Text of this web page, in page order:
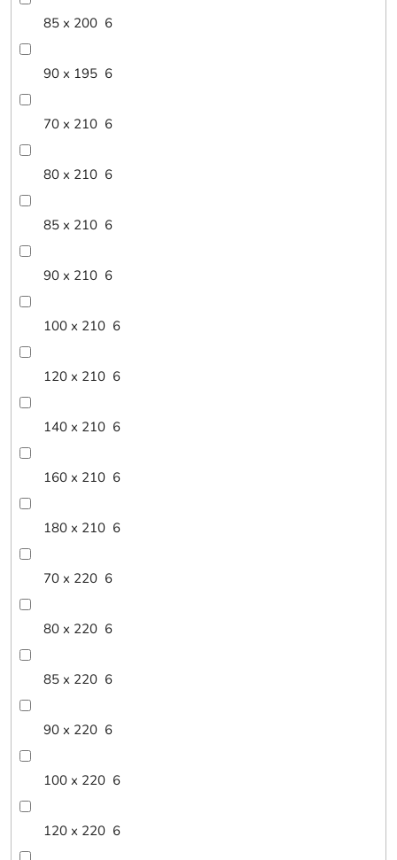
85 x 200 6
90 x 195 6
70 x 210 6
80 x 210 6
85 x 210 6
90 x 210 6
100 x 210 6
120 x 210 6
140 x 210 6
160 x 210 6
180 x 210 6
70 x 220 6
80 x 220 6
85 x 220 6
90 x 220 6
100 x 220 6
120 x 220 6